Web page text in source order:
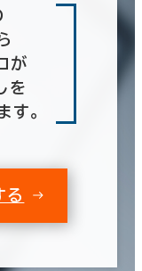
が
を
す。
る